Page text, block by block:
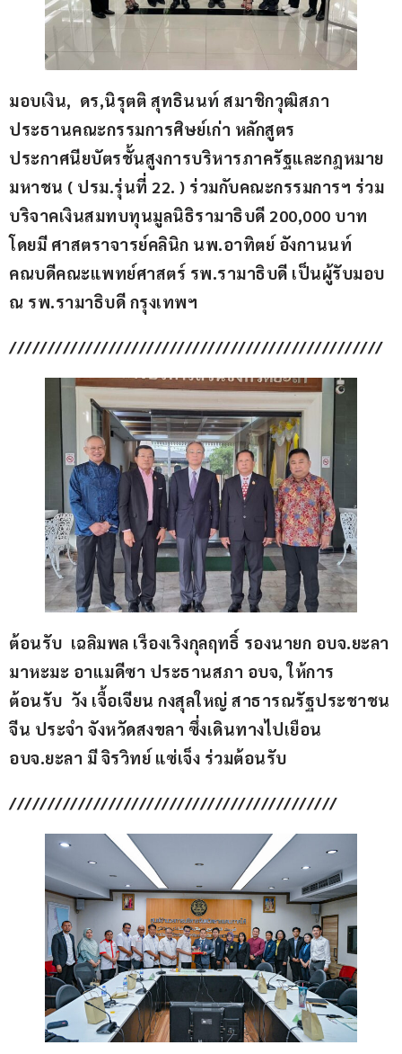
มอบเงิน,  ดร,นิรุตติ สุทธินนท์ สมาชิกวุฒิสภา
ประธานคณะกรรมการศิษย์เก่า หลักสูตร
ประกาศนียบัตรชั้นสูงการบริหารภาครัฐและกฎหมาย
มหาชน ( ปรม.รุ่นที่ 22. ) ร่วมกับคณะกรรมการฯ ร่วม
บริจาคเงินสมทบทุนมูลนิธิรามาธิบดี 200,000 บาท
โดยมี ศาสตราจารย์คลินิก นพ.อาทิตย์ อังกานนท์
คณบดีคณะแพทย์ศาสตร์ รพ.รามาธิบดี เป็นผู้รับมอบ
ณ รพ.รามาธิบดี กรุงเทพฯ
/////////////////////////////////////////////////
ต้อนรับ  เฉลิมพล เรืองเริงกุลฤทธิ์ รองนายก อบจ.ยะลา
มาหะมะ อาแมดีซา ประธานสภา อบจ, ให้การ
ต้อนรับ  วัง เจื้อเจียน กงสุลใหญ่ สาธารณรัฐประชาชน
จีน ประจำ จังหวัดสงขลา ซึ่งเดินทางไปเยือน
อบจ.ยะลา มี จิรวิทย์ แซ่เจ็ง ร่วมต้อนรับ
///////////////////////////////////////////